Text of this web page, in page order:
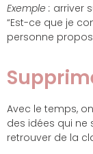
Exemple : arriver
“Est-ce que je
personne
Avec le temps,
des idées qui ne
retrouver de la